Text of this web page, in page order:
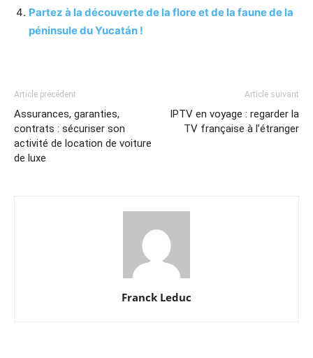
Partez à la découverte de la flore et de la faune de la
péninsule du Yucatán !
Article précédent
Assurances, garanties,
contrats : sécuriser son
activité de location de voiture
de luxe
Article suivant
IPTV en voyage : regarder la
TV française à l’étranger
Franck Leduc